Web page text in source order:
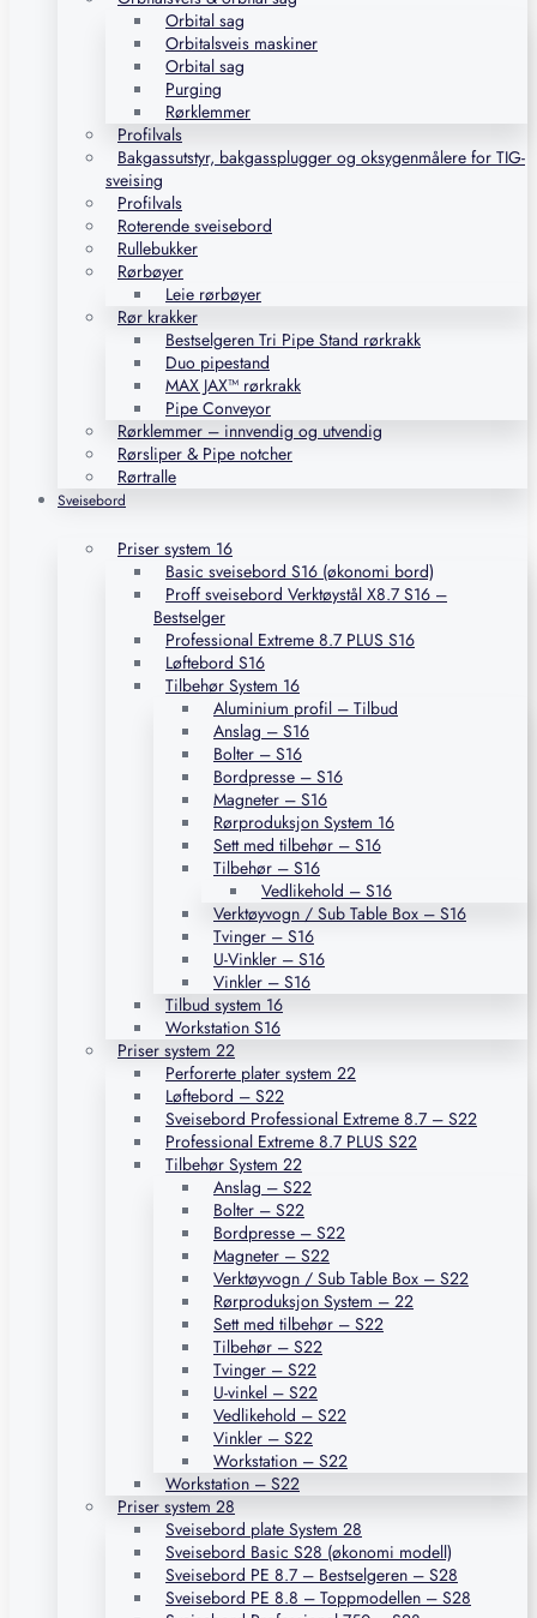
Orbital sag
Orbitalsveis maskiner
Orbital sag
Purging
Rørklemmer
Profilvals
Bakgassutstyr, bakgassplugger og oksygenmålere for TIG-
sveising
Profilvals
Roterende sveisebord
Rullebukker
Rørbøyer
Leie rørbøyer
Rør krakker
Bestselgeren Tri Pipe Stand rørkrakk
Duo pipestand
MAX JAX™ rørkrakk
Pipe Conveyor
Rørklemmer – innvendig og utvendig
Rørsliper & Pipe notcher
Rørtralle
Sveisebord
Priser system 16
Basic sveisebord S16 (økonomi bord)
Proff sveisebord Verktøystål X8.7 S16 –
Bestselger
Professional Extreme 8.7 PLUS S16
Løftebord S16
Tilbehør System 16
Aluminium profil – Tilbud
Anslag – S16
Bolter – S16
Bordpresse – S16
Magneter – S16
Rørproduksjon System 16
Sett med tilbehør – S16
Tilbehør – S16
Vedlikehold – S16
Verktøyvogn / Sub Table Box – S16
Tvinger – S16
U-Vinkler – S16
Vinkler – S16
Tilbud system 16
Workstation S16
Priser system 22
Perforerte plater system 22
Løftebord – S22
Sveisebord Professional Extreme 8.7 – S22
Professional Extreme 8.7 PLUS S22
Tilbehør System 22
Anslag – S22
Bolter – S22
Bordpresse – S22
Magneter – S22
Verktøyvogn / Sub Table Box – S22
Rørproduksjon System – 22
Sett med tilbehør – S22
Tilbehør – S22
Tvinger – S22
U-vinkel – S22
Vedlikehold – S22
Vinkler – S22
Workstation – S22
Workstation – S22
Priser system 28
Sveisebord plate System 28
Sveisebord Basic S28 (økonomi modell)
Sveisebord PE 8.7 – Bestselgeren – S28
Sveisebord PE 8.8 – Toppmodellen – S28